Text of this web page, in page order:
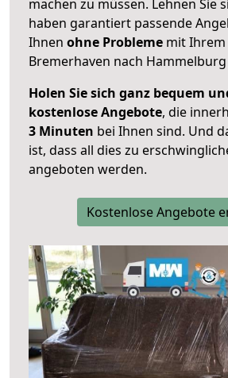
machen zu müssen. Lehnen Sie
haben garantiert passende
Ihnen ohne Probleme mit
Bremerhaven nach
Holen Sie sich ganz bequem
kostenlose Angebote, die
3 Minuten bei Ihnen sind. Und
ist, dass all dies zu
angeboten werden.
Kostenlose Angebote